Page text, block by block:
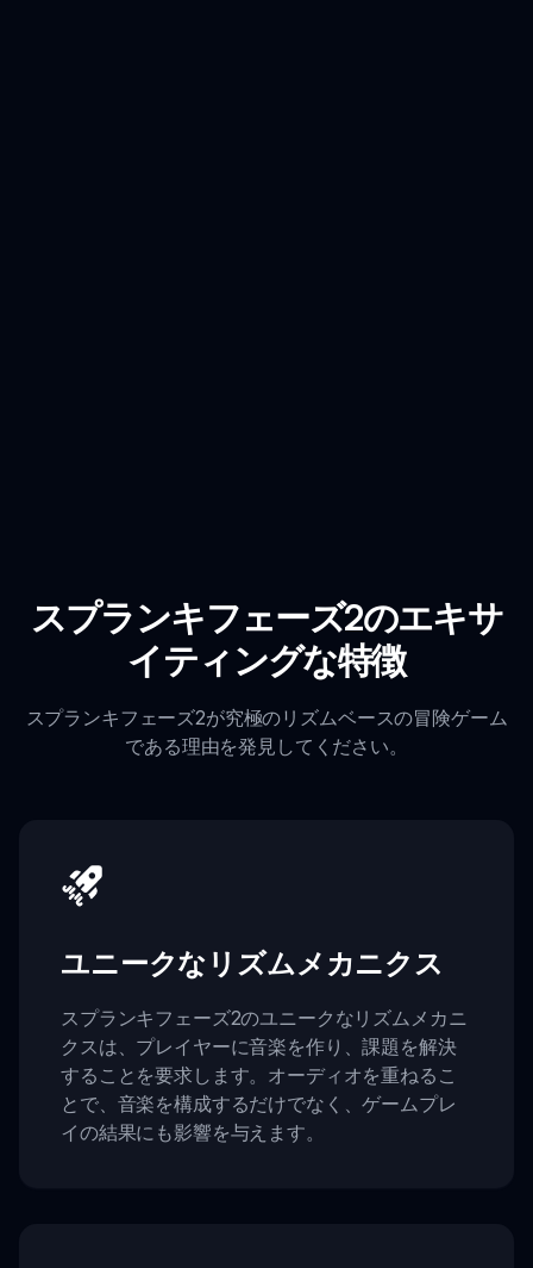
スプランキフェーズ2のエキサ
イティングな特徴
スプランキフェーズ2が究極のリズムベースの冒険ゲーム
である理由を発見してください。
ユニークなリズムメカニクス
スプランキフェーズ2のユニークなリズムメカニ
クスは、プレイヤーに音楽を作り、課題を解決
することを要求します。オーディオを重ねるこ
とで、音楽を構成するだけでなく、ゲームプレ
イの結果にも影響を与えます。